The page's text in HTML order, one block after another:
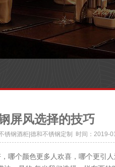
屏风选择的技巧
锈钢酒柜|德和不锈钢定制 时间：2019-
个颜色更多人欢喜，哪个更引